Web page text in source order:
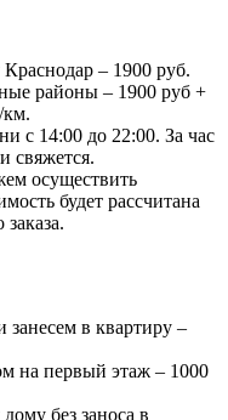
– 1900 руб.
районы – 1900 руб +
км.
с 14:00 до 22:00. За час
свяжется.
осуществить
будет рассчитана
в квартиру –
на первый этаж – 1000
без заноса в